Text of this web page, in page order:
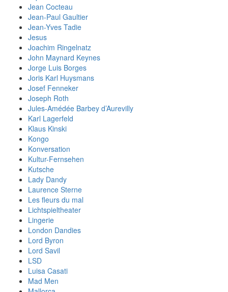
Jean Cocteau
Jean-Paul Gaultier
Jean-Yves Tadie
Jesus
Joachim Ringelnatz
John Maynard Keynes
Jorge Luis Borges
Joris Karl Huysmans
Josef Fenneker
Joseph Roth
Jules-Amédée Barbey d’Aurevilly
Karl Lagerfeld
Klaus Kinski
Kongo
Konversation
Kultur-Fernsehen
Kutsche
Lady Dandy
Laurence Sterne
Les fleurs du mal
Lichtspieltheater
Lingerie
London Dandies
Lord Byron
Lord Savil
LSD
Luisa Casati
Mad Men